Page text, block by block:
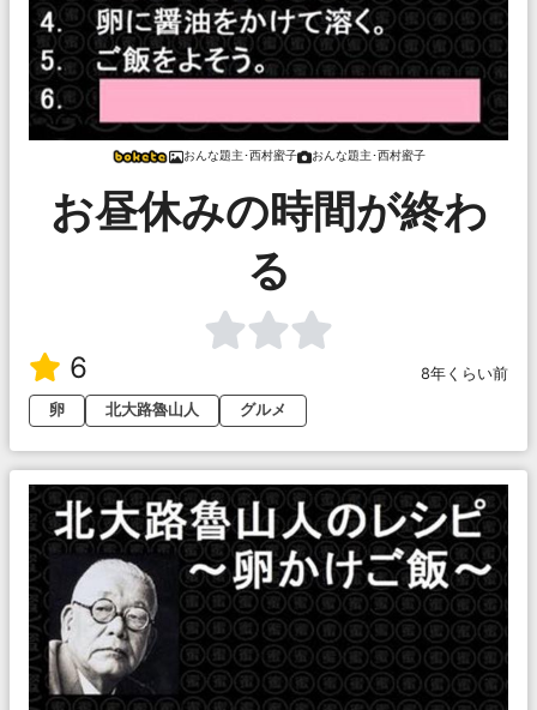
おんな題主･西村蜜子 おんな題主･西村蜜子
お昼休みの時間が終わ
る
6
8年くらい前
卵
北大路魯山人 グルメ